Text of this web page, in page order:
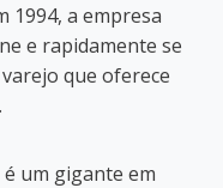
1994, a empresa
e rapidamente se
que oferece
um gigante em